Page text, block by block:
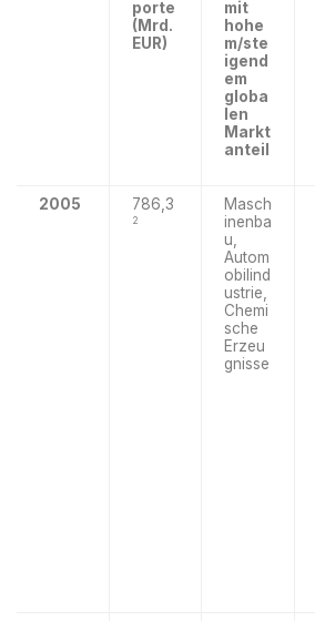
porte
(Mrd.
EUR)
mit
hohe
m/ste
igend
em
globa
len
Markt
anteil
2005 786,3
2
Masch
inenba
u,
Autom
obilind
ustrie,
Chemi
sche
Erzeu
gnisse